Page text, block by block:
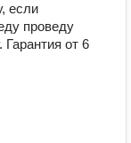
если
проведу
Гарантия от 6